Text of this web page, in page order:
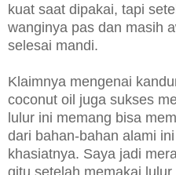
kuat saat dipakai, tapi
wanginya pas dan masih
selesai mandi.
Klaimnya mengenai
coconut oil juga sukses
lulur ini memang bisa
dari bahan-bahan alami
khasiatnya. Saya jadi
gitu setelah memakai